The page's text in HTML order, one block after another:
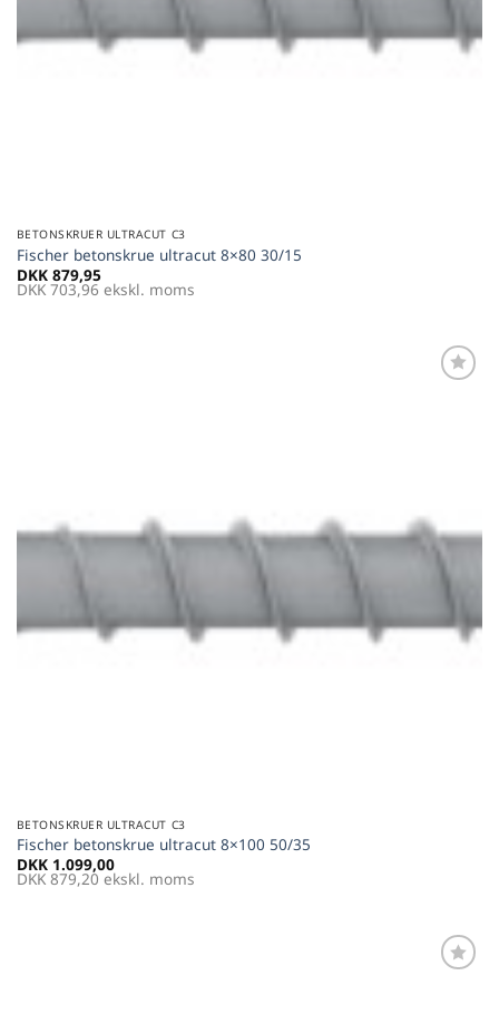
BETONSKRUER ULTRACUT C3
Fischer betonskrue ultracut 8×80 30/15
DKK 879,95
DKK 703,96 ekskl. moms
BETONSKRUER ULTRACUT C3
Fischer betonskrue ultracut 8×100 50/35
DKK 1.099,00
DKK 879,20 ekskl. moms